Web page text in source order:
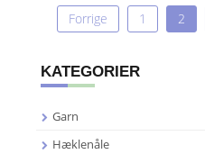
Navigation
indlæg
Forrige 1 2
KATEGORIER
Garn
Hæklenåle